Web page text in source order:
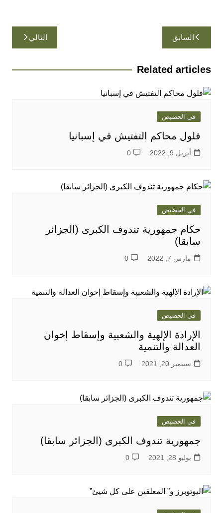
تصفّح
المقالات
السابق التالي
Related articles
في الحضيض
فلول محاكم التفتيش في إسبانيا
أبريل 9, 2022 0
في الحضيض
حكام جمهورية تندوف الكبرى (الجزائر
سابقا)
مارس 7, 2022 0
في الحضيض
الإرادة الإلهية والشعبية وإسقاط إخوان
العدالة والتنمية
سبتمبر 20, 2021 0
في الحضيض
جمهورية تندوف الكبرى (الجزائر سابقا)
يوليو 28, 2021 0